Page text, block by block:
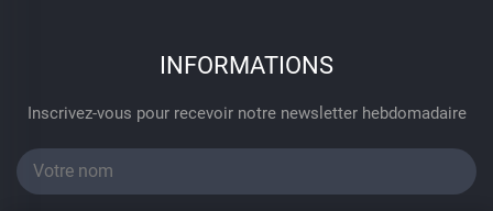
INFORMATIONS
Inscrivez-vous pour recevoir notre newsletter hebdomadaire